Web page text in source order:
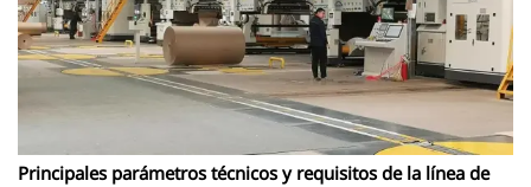
Principales parámetros técnicos y requisitos de la línea de